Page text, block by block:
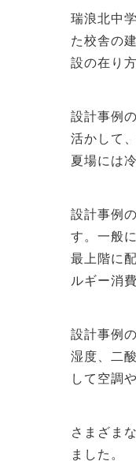
瑞浪北中
た校舎の
設の在り
設計事例
活かして
夏場には
設計事例
す。一般
最上階に
ルギー消
設計事例
湿度、二
して空調
さまざま
ました。